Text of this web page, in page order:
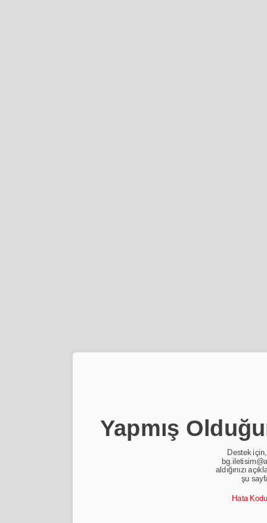
Yapmış
Destek
aldığınızı
şu
Hata